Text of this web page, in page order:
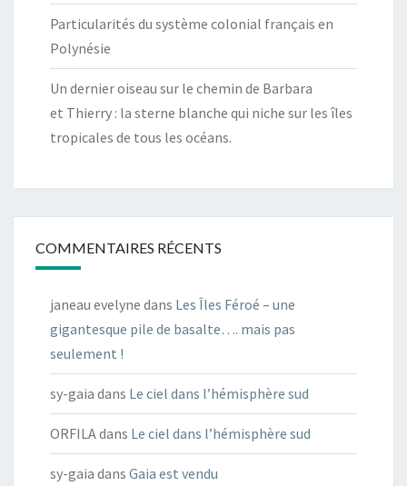
Particularités du système colonial français en
Polynésie
Un dernier oiseau sur le chemin de Barbara
et Thierry : la sterne blanche qui niche sur les îles
tropicales de tous les océans.
COMMENTAIRES RÉCENTS
janeau evelyne dans Les Îles Féroé – une
gigantesque pile de basalte…. mais pas
seulement !
sy-gaia dans Le ciel dans l’hémisphère sud
ORFILAdans Le ciel dans l’hémisphère sud
sy-gaia dans Gaia est vendu